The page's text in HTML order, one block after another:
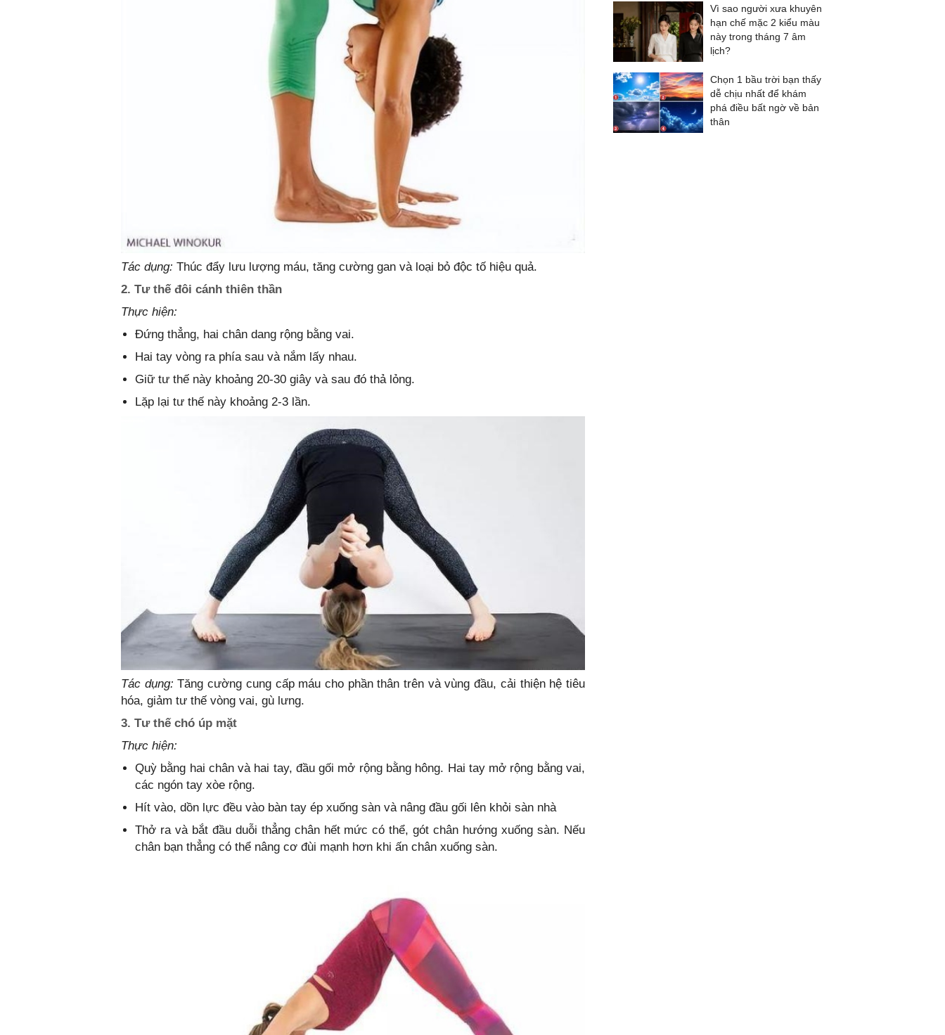
Tác dụng: Thúc đẩy lưu lượng máu, tăng cường gan và loại bỏ độc tố hiệu quả.
2. Tư thế đôi cánh thiên thần
Thực hiện:
Đứng thẳng, hai chân dang rộng bằng vai.
Hai tay vòng ra phía sau và nắm lấy nhau.
Giữ tư thế này khoảng 20-30 giây và sau đó thả lỏng.
Lặp lại tư thế này khoảng 2-3 lần.
Tác dụng: Tăng cường cung cấp máu cho phần thân trên và vùng đầu, cải thiện hệ tiêu
hóa, giảm tư thế vòng vai, gù lưng.
3. Tư thế chó úp mặt
Thực hiện:
Quỳ bằng hai chân và hai tay, đầu gối mở rộng bằng hông. Hai tay mở rộng bằng vai,
các ngón tay xòe rộng.
Hít vào, dồn lực đều vào bàn tay ép xuống sàn và nâng đầu gối lên khỏi sàn nhà
Thở ra và bắt đầu duỗi thẳng chân hết mức có thể, gót chân hướng xuống sàn. Nếu
chân bạn thẳng có thể nâng cơ đùi mạnh hơn khi ấn chân xuống sàn.
Vì sao người xưa khuyên
hạn chế mặc 2 kiểu màu
này trong tháng 7 âm
lịch?
Chọn 1 bầu trời bạn thấy
dễ chịu nhất để khám
phá điều bất ngờ về bản
thân